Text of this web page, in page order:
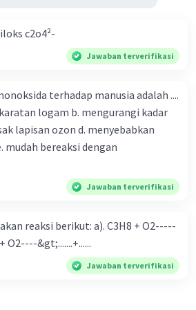
Iklan
c2o4²-
Jawaban terverifikasi
terhadap manusia adalah ....
b. mengurangi kadar
Jawaban terverifikasi
reaksi berikut: a). C3H8 + O2-----
O2----&gt;.......+......
Jawaban terverifikasi